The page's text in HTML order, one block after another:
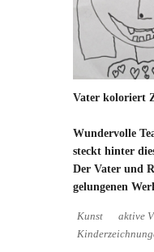
Vater koloriert
Wundervolle
steckt hinter
Der Vater und
gelungenen
Kunst aktive